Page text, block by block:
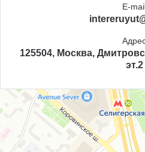
E-
125504, Москва,
эт.2